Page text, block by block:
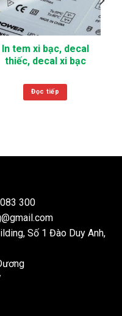
In tem xi bạc, decal
thiếc, decal xi bạc
Đọc tiếp
300
Số 1 Đào Duy Anh,